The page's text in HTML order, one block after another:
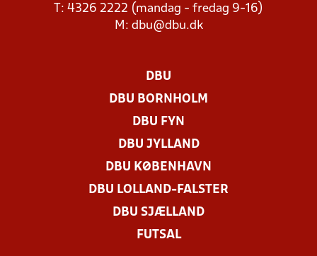
T: 4326 2222 (mandag - fredag 9-16)
M: dbu@dbu.dk
DBU
DBU BORNHOLM
DBU FYN
DBU JYLLAND
DBU KØBENHAVN
DBU LOLLAND-FALSTER
DBU SJÆLLAND
FUTSAL